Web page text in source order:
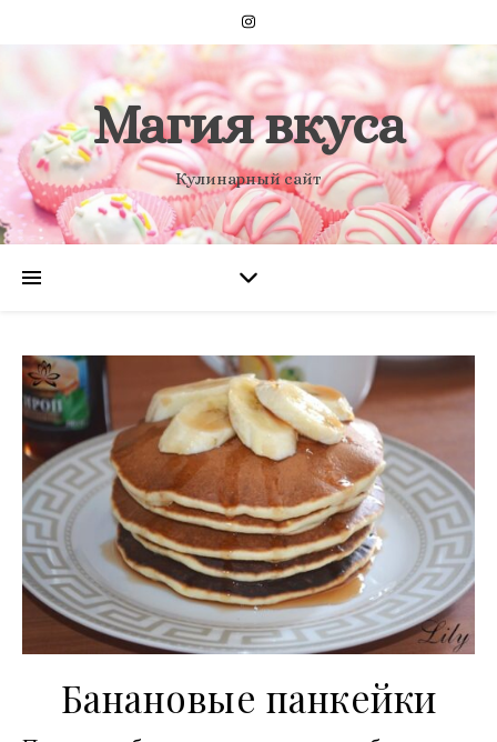
Магия вкуса
Кулинарный сайт
Банановые панкейки